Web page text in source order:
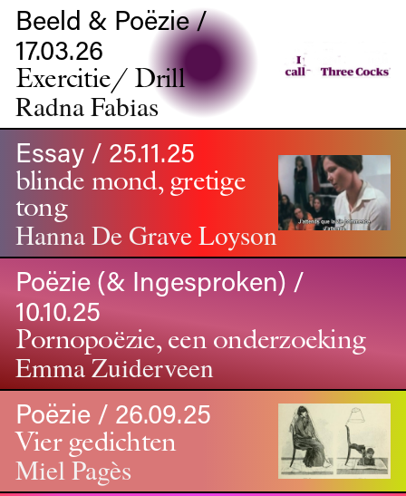
Beeld & Poëzie /
17.03.26
Exercitie/ Drill
Radna Fabias
Essay / 25.11.25
blinde mond, gretige
tong
Hanna De Grave Loyson
Poëzie (& Ingesproken) /
10.10.25
Pornopoëzie, een onderzoeking
Emma Zuiderveen
Poëzie / 26.09.25
Vier gedichten
Miel Pagès